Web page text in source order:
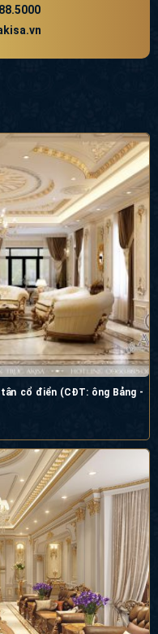
khách, tư vấn viên của
gian sớm nhất
điển (CĐT: ông Bảng - Bình